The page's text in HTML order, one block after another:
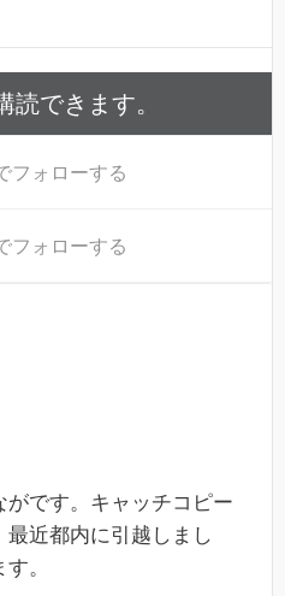
読できます。
フォローする
フォローする
がです。キャッチコピー
近都内に引越しまし
。